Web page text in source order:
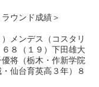
ウンド成績＞
メンデス（コスタリ
８（１９）下田雄大
将（栃木・作新学院
仙台育英高３年）８